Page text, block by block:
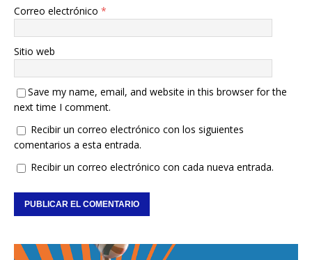
Correo electrónico *
Sitio web
Save my name, email, and website in this browser for the
next time I comment.
Recibir un correo electrónico con los siguientes
comentarios a esta entrada.
Recibir un correo electrónico con cada nueva entrada.